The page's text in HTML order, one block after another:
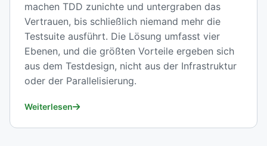
machen TDD zunichte und untergraben das
Vertrauen, bis schließlich niemand mehr die
Testsuite ausführt. Die Lösung umfasst vier
Ebenen, und die größten Vorteile ergeben sich
aus dem Testdesign, nicht aus der Infrastruktur
oder der Parallelisierung.
Weiterlesen